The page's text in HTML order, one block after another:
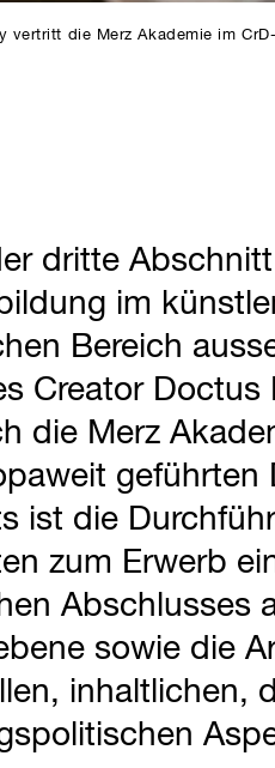
vertritt die Merz Akademie im
dritte
im
Bereich
Creator Doctus
die Merz
geführten
ist die
zum Erwerb
Abschlusses
sowie die
inhaltlichen,